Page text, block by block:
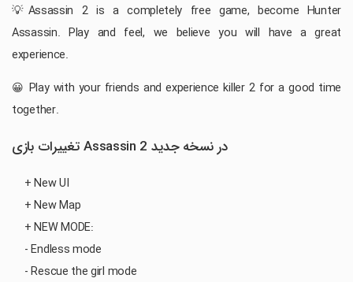
💡Assassin 2 is a completely free game, become Hunter
Assassin. Play and feel, we believe you will have a great
experience.
😀 Play with your friends and experience killer 2 for a good time
together.
تغییرات بازی Assassin 2 در نسخه جدید
+ New UI
+ New Map
+ NEW MODE:
- Endless mode
- Rescue the girl mode